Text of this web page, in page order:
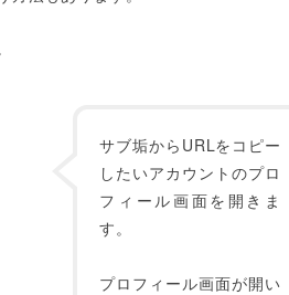
サブ垢からURLをコピー
したいアカウントのプロ
フィール画面を開きま
す。
プロフィール画面が開い